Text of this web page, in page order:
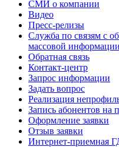
СМИ о компании
Видео
Пресс-релизы
Служба по связям с
массовой информации
Обратная связь
Контакт-центр
Запрос информации
Задать вопрос
Реализация
Запись абонентов на
Оформление заявки
Отзыв заявки
Интернет-приемная